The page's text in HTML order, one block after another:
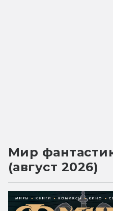
Мир
(август 2026)